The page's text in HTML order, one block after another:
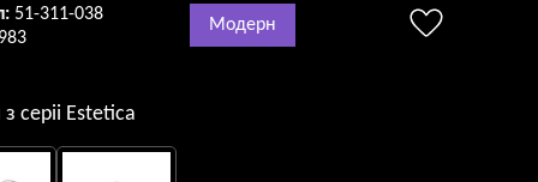
51-311-038
Модерн
з серii Estetica